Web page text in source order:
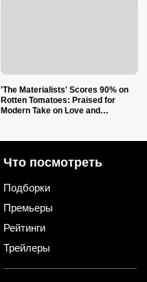
'The Materialists' Scores 90% on
Rotten Tomatoes: Praised for
Modern Take on Love and
Что посмотреть
Подборки
Премьеры
Рейтинги
Трейлеры